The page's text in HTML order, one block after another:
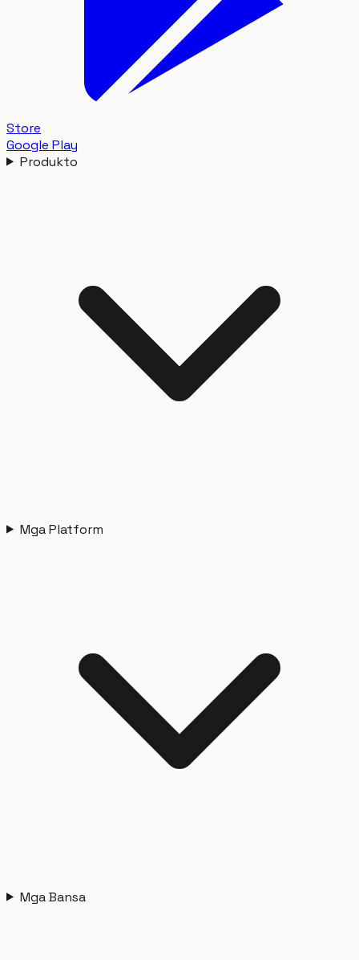
Store
Google Play
Produkto
Mga Platform
Mga Bansa